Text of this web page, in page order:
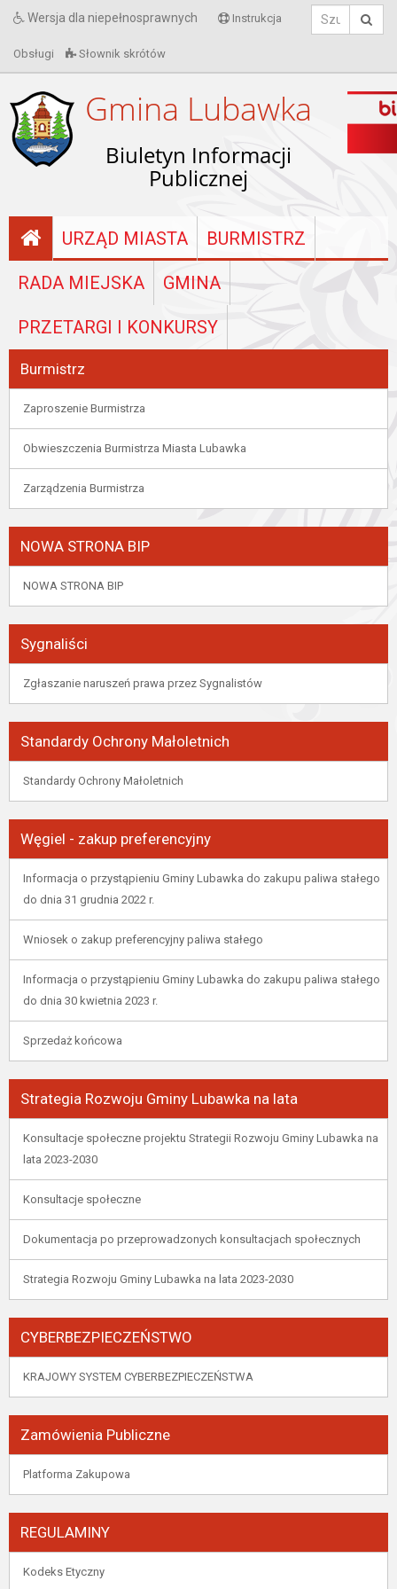
Wersja dla niepełnosprawnych Instrukcja
Obsługi Słownik skrótów
Gmina Lubawka
Biuletyn Informacji
Publicznej
URZĄD MIASTA BURMISTRZ
RADA MIEJSKA GMINA
PRZETARGI I KONKURSY
Burmistrz
Zaproszenie Burmistrza
Obwieszczenia Burmistrza Miasta Lubawka
Zarządzenia Burmistrza
NOWA STRONA BIP
NOWA STRONA BIP
Sygnaliści
Zgłaszanie naruszeń prawa przez Sygnalistów
Standardy Ochrony Małoletnich
Standardy Ochrony Małoletnich
Węgiel - zakup preferencyjny
Informacja o przystąpieniu Gminy Lubawka do zakupu paliwa stałego
do dnia 31 grudnia 2022 r.
Wniosek o zakup preferencyjny paliwa stałego
Informacja o przystąpieniu Gminy Lubawka do zakupu paliwa stałego
do dnia 30 kwietnia 2023 r.
Sprzedaż końcowa
Strategia Rozwoju Gminy Lubawka na lata
Konsultacje społeczne projektu Strategii Rozwoju Gminy Lubawka na
lata 2023-2030
Konsultacje społeczne
Dokumentacja po przeprowadzonych konsultacjach społecznych
Strategia Rozwoju Gminy Lubawka na lata 2023-2030
CYBERBEZPIECZEŃSTWO
KRAJOWY SYSTEM CYBERBEZPIECZEŃSTWA
Zamówienia Publiczne
Platforma Zakupowa
REGULAMINY
Kodeks Etyczny